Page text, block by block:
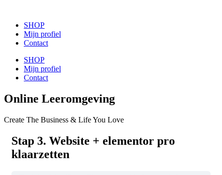
SHOP
Mijn profiel
Contact
SHOP
Mijn profiel
Contact
Online Leeromgeving
Create The Business & Life You Love
Stap 3. Website + elementor pro
klaarzetten